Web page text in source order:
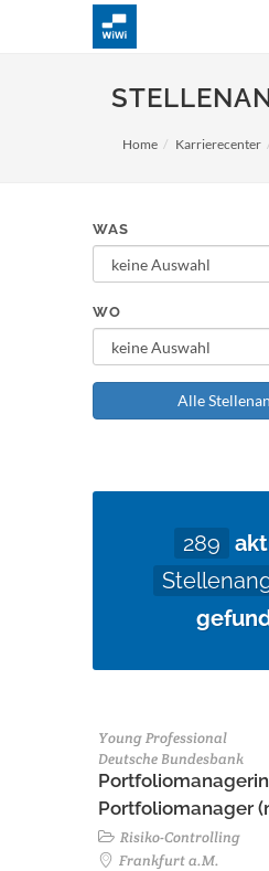
Home Karrierecenter
WAS
WO
Alle
289
Young Professional
Deutsche Bundesbank
Portfoliomanager
Risiko-Controlling
Frankfurt a.M.